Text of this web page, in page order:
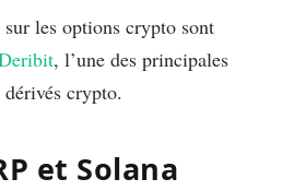
les options crypto sont
, l’une des principales
crypto.
et Solana